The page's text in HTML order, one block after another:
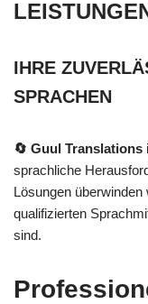
IHRE
SPRACHEN
🔄 Guul Translations
sprachliche
Lösungen
qualifizierten
sind.